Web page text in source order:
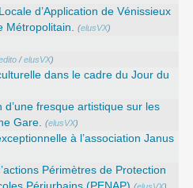
d’Application de Vénissieux
Métropolitain. (elusVX)
/elusVX)
dans le cadre du Jour du
fresque artistique sur les
Gare. (elusVX)
à l’association Janus
Périmètres de Protection